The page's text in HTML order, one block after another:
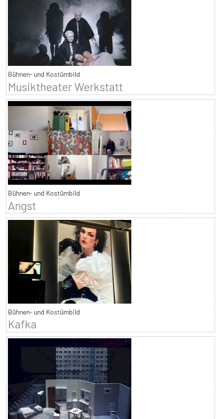
Bühnen- und Kostümbild
Musiktheater Werkstatt
Bühnen- und Kostümbild
Angst
Bühnen- und Kostümbild
Kafka